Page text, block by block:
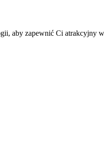
aby zapewnić Ci